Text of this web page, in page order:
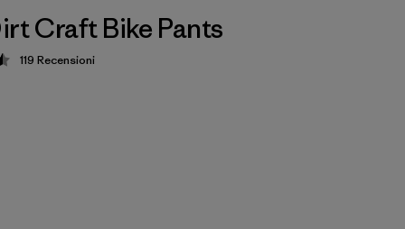
Craft Bike Pants
4.5 / 5
119 Recensioni